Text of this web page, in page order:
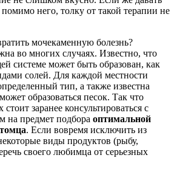
него, толку от такой терапии не
мочекаменную болезнь?
во многих случаях. Известно, что
системе может быть образован, как
солей. Для каждой местности
тип, а также известна
образоваться песок. Так что
заранее консультироваться с
на предмет подбора оптимальной
. Если вовремя исключить из
виды продуктов (рыбу,
своего любимца от серьезных